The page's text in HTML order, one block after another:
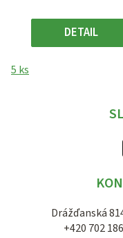
DETAIL
5 ks
Drážďanská
+420 702